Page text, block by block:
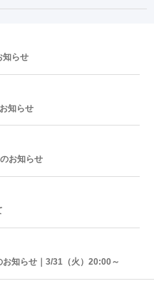
知らせ
知らせ
お知らせ
知らせ｜3/31（火）20:00～